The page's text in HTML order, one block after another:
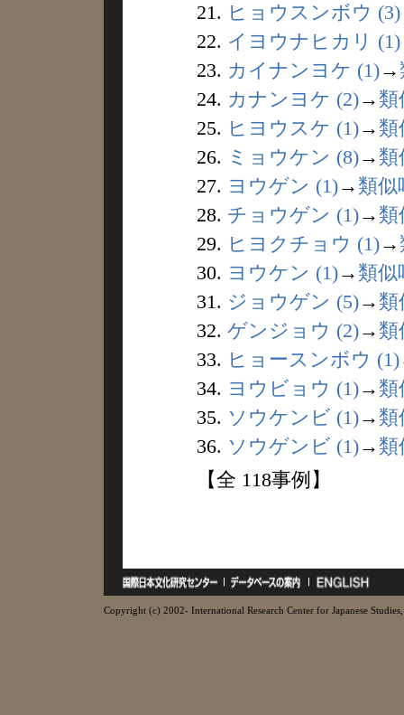
21. ヒョウスンボウ (3)
22. イヨウナヒカリ (1)
23. カイナンヨケ (1)→
24. カナンヨケ (2)→ 類
25. ヒヨウスケ (1)→ 類
26. ミョウケン (8)→ 類
27. ヨウゲン (1)→ 類似
28. チョウゲン (1)→ 類
29. ヒヨクチョウ (1)→
30. ヨウケン (1)→ 類似
31. ジョウゲン (5)→ 類
32. ゲンジョウ (2)→ 類
33. ヒョースンボウ (1)
34. ヨウビョウ (1)→ 類
35. ソウケンビ (1)→ 類
36. ソウゲンビ (1)→ 類
【全 118事例】
Copyright (c) 2002- International Research Center for Japanese